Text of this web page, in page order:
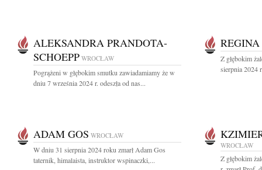
ALEKSANDRA PRANDOTA-
SCHOEPP WROCŁAW
Pogrążeni w głębokim smutku zawiadamiamy że w
dniu 7 września 2024 r. odeszła od nas...
Z głębokim
sierpnia 2024
ADAM GOS WROCŁAW
W dniu 31 sierpnia 2024 roku zmarł Adam Gos
taternik, himalaista, instruktor wspinaczki,...
WROCŁAW
Z głębokim